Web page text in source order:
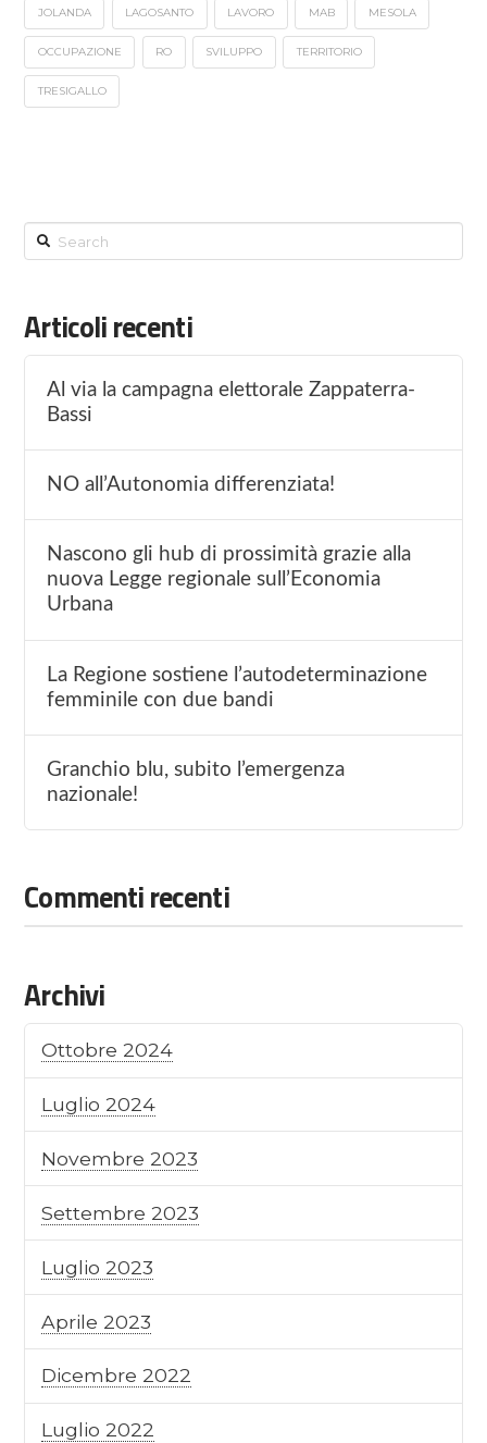
JOLANDA LAGOSANTO LAVORO MAB MESOLA
OCCUPAZIONE RO SVILUPPO TERRITORIO
TRESIGALLO
Search
Articoli recenti
Al via la campagna elettorale Zappaterra-
Bassi
NO all’Autonomia differenziata!
Nascono gli hub di prossimità grazie alla
nuova Legge regionale sull’Economia
Urbana
La Regione sostiene l’autodeterminazione
femminile con due bandi
Granchio blu, subito l’emergenza
nazionale!
Commenti recenti
Archivi
Ottobre 2024
Luglio 2024
Novembre 2023
Settembre 2023
Luglio 2023
Aprile 2023
Dicembre 2022
Luglio 2022